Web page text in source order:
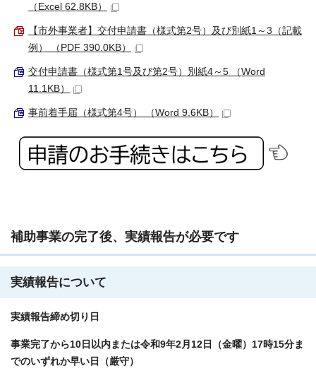
（Excel 62.8KB）
【市外事業者】交付申請書（様式第2号）及び別紙1～3（記載
例） （PDF 390.0KB）
交付申請書（様式第1号及び第2号）別紙4～5 （Word
11.1KB）
事前着手届（様式第4号） （Word 9.6KB）
補助事業の完了後、実績報告が必要です
実績報告について
実績報告締め切り日
事業完了から10日以内または令和9年2月12日（金曜）17時15分ま
でのいずれか早い日（厳守）